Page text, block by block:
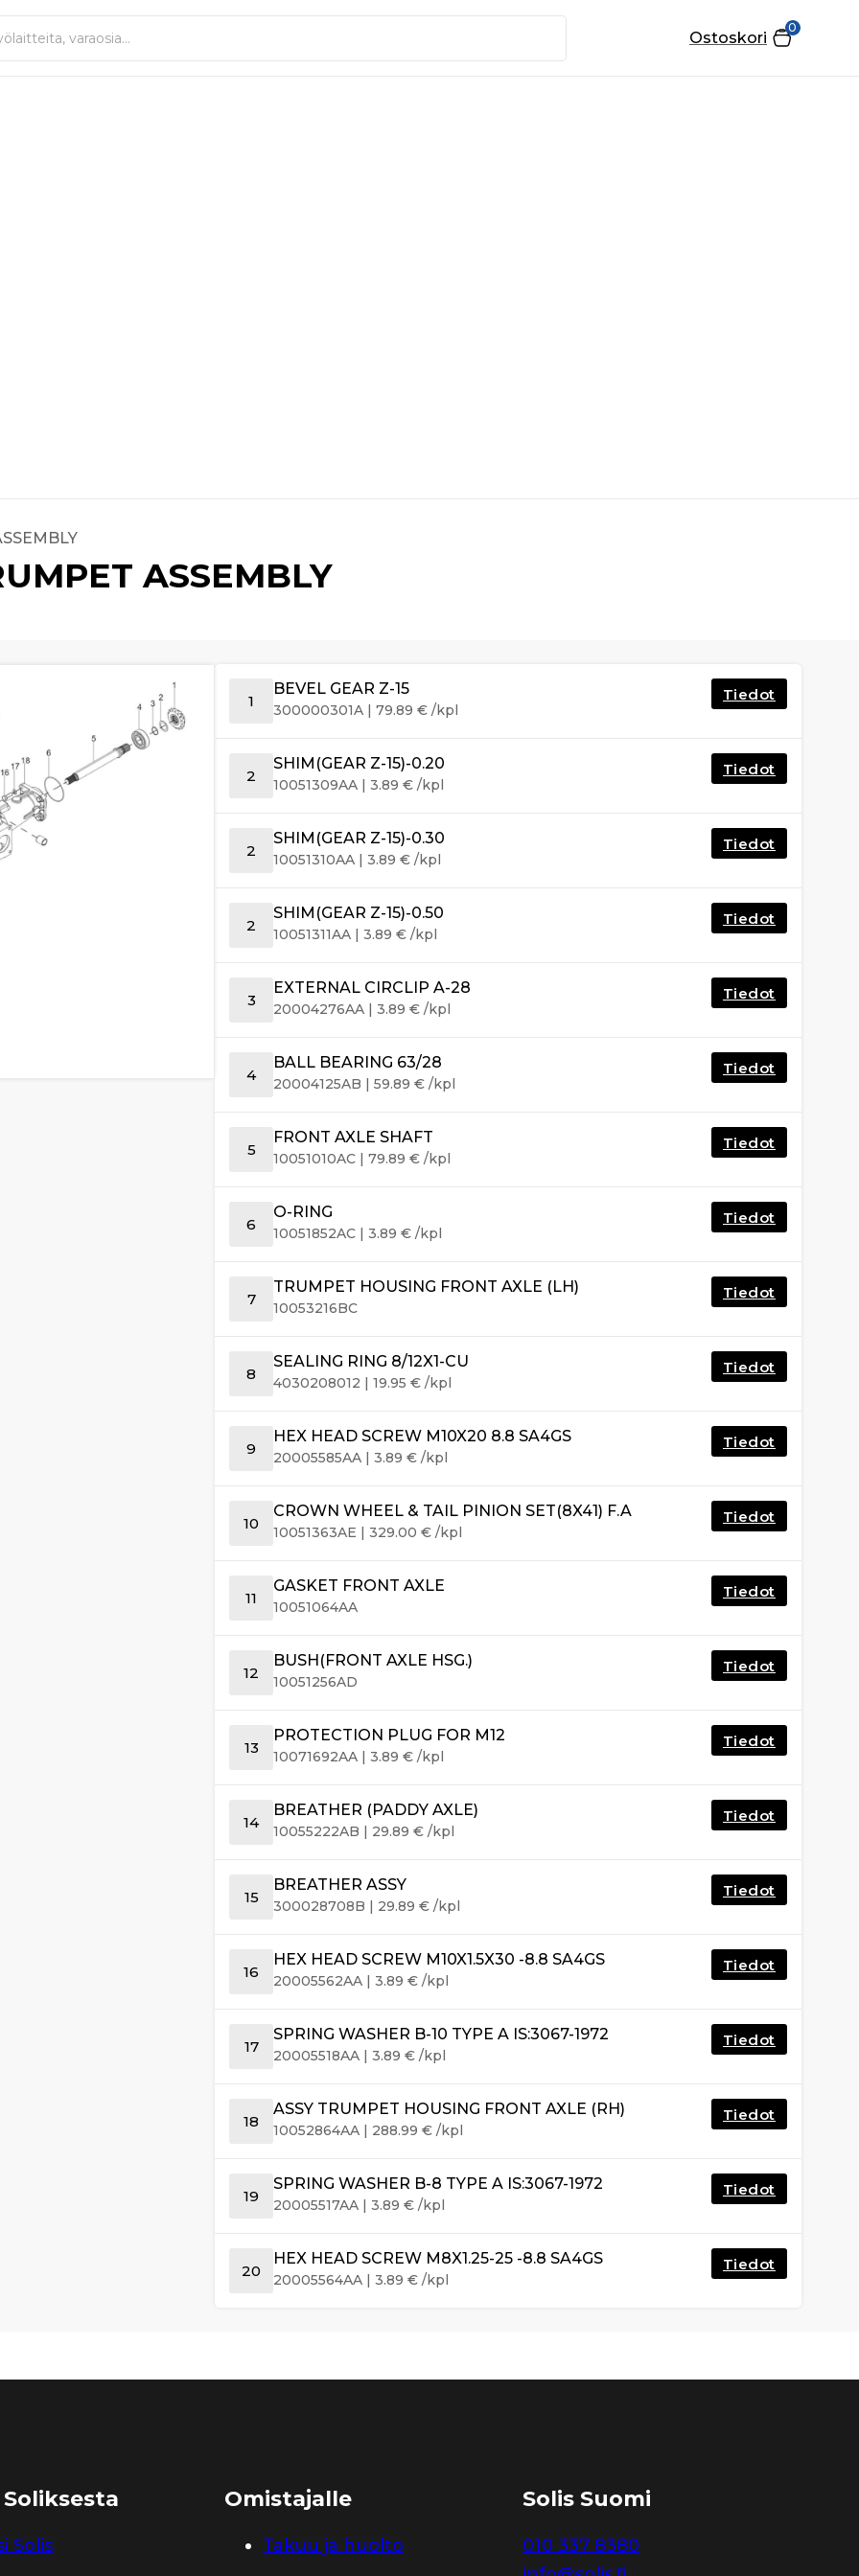
0
Ostoskori
ASSEMBLY
1
BEVEL GEAR Z-15
300000301A |79.89€ /kpl
Tiedot
2
SHIM(GEAR Z-15)-0.20
10051309AA |3.89€ /kpl
Tiedot
2
SHIM(GEAR Z-15)-0.30
10051310AA |3.89€ /kpl
Tiedot
2
SHIM(GEAR Z-15)-0.50
10051311AA |3.89€ /kpl
Tiedot
3
EXTERNAL CIRCLIP A-28
20004276AA |3.89€ /kpl
Tiedot
4
BALL BEARING 63/28
20004125AB |59.89€ /kpl
Tiedot
5
FRONT AXLE SHAFT
10051010AC |79.89€ /kpl
Tiedot
6
O-RING
10051852AC |3.89€ /kpl
Tiedot
7
TRUMPET HOUSING FRONT AXLE (LH)
10053216BC
Tiedot
8
SEALING RING 8/12X1-CU
4030208012 |19.95€ /kpl
Tiedot
9
HEX HEAD SCREW M10X20 8.8 SA4GS
20005585AA |3.89€ /kpl
Tiedot
10
CROWN WHEEL & TAIL PINION SET(8X41) F.A
10051363AE |329.00€ /kpl
Tiedot
11
GASKET FRONT AXLE
10051064AA
Tiedot
12
BUSH(FRONT AXLE HSG.)
10051256AD
Tiedot
13
PROTECTION PLUG FOR M12
10071692AA |3.89€ /kpl
Tiedot
14
BREATHER (PADDY AXLE)
10055222AB | 29.89€ /kpl
Tiedot
15
BREATHER ASSY
300028708B | 29.89€ /kpl
Tiedot
16
HEX HEAD SCREW M10X1.5X30 -8.8 SA4GS
20005562AA |3.89€ /kpl
Tiedot
17
SPRING WASHER B-10 TYPE A IS:3067-1972
20005518AA |3.89€ /kpl
Tiedot
18
ASSY TRUMPET HOUSING FRONT AXLE (RH)
10052864AA | 288.99€ /kpl
Tiedot
19
SPRING WASHER B-8 TYPE A IS:3067-1972
20005517AA |3.89€ /kpl
Tiedot
20
HEX HEAD SCREW M8X1.25-25 -8.8 SA4GS
20005564AA |3.89€ /kpl
Tiedot
Solis
Omistajalle
Takuu ja huolto
Solis Suomi
010 337 8380